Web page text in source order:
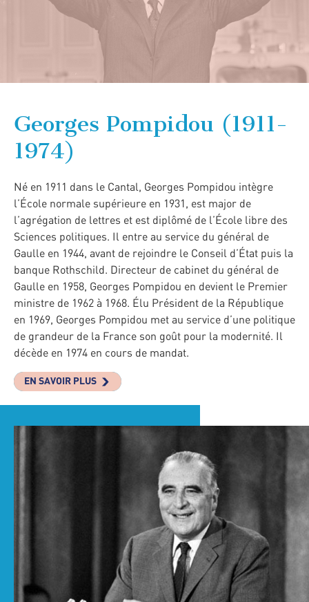
Georges Pompidou (1911-
1974)
Né en 1911 dans le Cantal, Georges Pompidou intègre
l’École normale supérieure en 1931, est major de
l’agrégation de lettres et est diplômé de l’École libre des
Sciences politiques. Il entre au service du général de
Gaulle en 1944, avant de rejoindre le Conseil d’État puis la
banque Rothschild. Directeur de cabinet du général de
Gaulle en 1958, Georges Pompidou en devient le Premier
ministre de 1962 à 1968. Élu Président de la République
en 1969, Georges Pompidou met au service d’une politique
de grandeur de la France son goût pour la modernité. Il
décède en 1974 en cours de mandat.
EN SAVOIR PLUS